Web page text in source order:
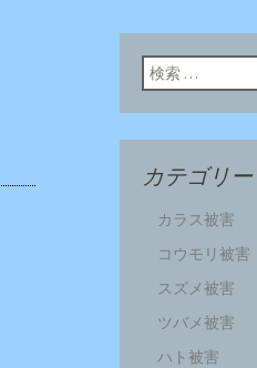
検索:
カテゴリー
カラス被害
コウモリ被害
スズメ被害
ツバメ被害
ハト被害